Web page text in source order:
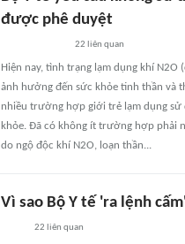
được phê duyệt
22 liên quan
Hiện nay, tình trạng lạm dụng khí
ảnh hưởng đến sức khỏe tinh thần và
nhiều trường hợp giới trẻ lạm dụng sử
khỏe. Đã có không ít trường hợp phải
do ngộ độc khí N2O, loạn thần...
Vì sao Bộ Y tế 'ra lệnh
22 liên quan